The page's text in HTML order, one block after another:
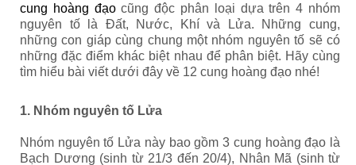
cung hoàng đạocũng độc phân loại dựa trên 4 nhóm
nguyên tố là Đất, Nước, Khí và Lửa. Những cung,
những con giáp cùng chung một nhóm nguyên tố sẽ có
những đặc điểm khác biệt nhau để phân biệt. Hãy cùng
tìm hiểu bài viết dưới đây về 12 cung hoàng đạo nhé!
1. Nhóm nguyên tố Lửa
Nhóm nguyên tố Lửa này bao gồm 3 cung hoàng đạo là
Bạch Dương (sinh từ 21/3 đến 20/4), Nhân Mã (sinh từ